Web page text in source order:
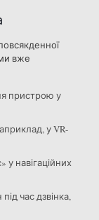
вже
пристрою у
у VR-
у навігаційних
час дзвінка,